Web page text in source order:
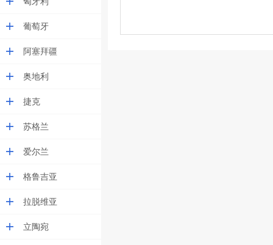
葡萄牙
阿塞拜疆
奥地利
捷克
苏格兰
爱尔兰
格鲁吉亚
拉脱维亚
立陶宛